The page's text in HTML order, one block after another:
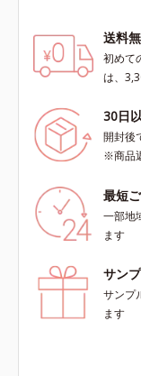
送料
初めて
は、
30日
開封後
※商品
最短
一部地
ます
サン
サンプ
ます